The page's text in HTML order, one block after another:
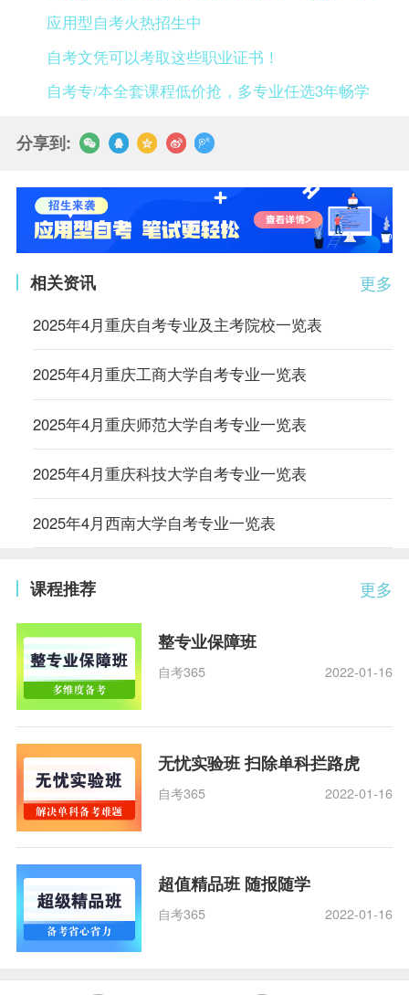
应用型自考火热招生中
自考文凭可以考取这些职业证书！
自考专/本全套课程低价抢，多专业任选3年畅学
分享到:
更多
相关资讯
2025年4月重庆自考专业及主考院校一览表
2025年4月重庆工商大学自考专业一览表
2025年4月重庆师范大学自考专业一览表
2025年4月重庆科技大学自考专业一览表
2025年4月西南大学自考专业一览表
更多
课程推荐
整专业保障班
自考365 2022-01-16
无忧实验班 扫除单科拦路虎
自考365 2022-01-16
超值精品班 随报随学
自考365 2022-01-16